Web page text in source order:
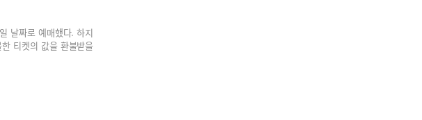
날짜로 예매했다. 하지
티켓의 값을 환불받을